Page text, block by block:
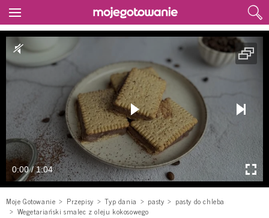
0:00 / 1:04
Moje Gotowanie Przepisy Typ dania pasty
pasty do chleba
Wegetariański smalec z oleju kokosowego